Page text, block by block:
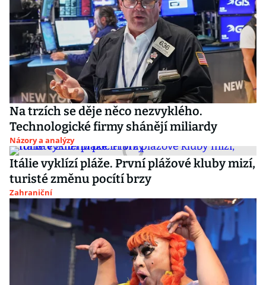
Na trzích se děje něco nezvyklého.
Technologické firmy shánějí miliardy
Názory a analýzy
Itálie vyklízí pláže. První plážové kluby mizí,
turisté změnu pocítí brzy
Zahraniční